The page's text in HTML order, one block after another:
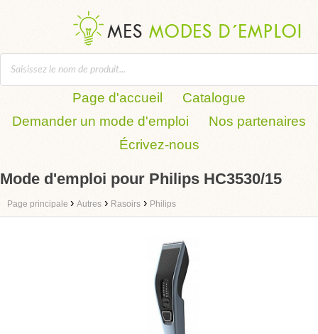
Page d'accueil
Catalogue
Demander un mode d'emploi
Nos partenaires
Écrivez-nous
Mode d'emploi pour Philips HC3530/15
Page principale › Autres › Rasoirs › Philips